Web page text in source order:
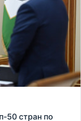
50 стран по